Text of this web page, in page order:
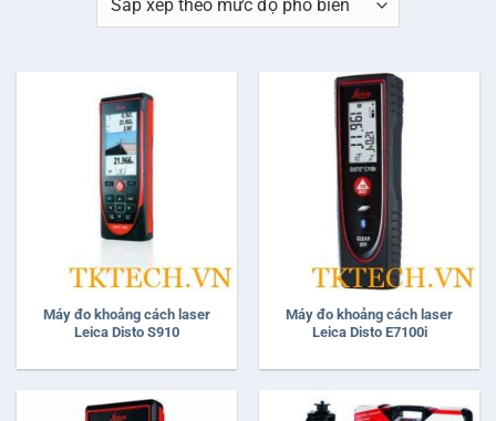
Máy đo khoảng cách laser
Leica Disto S910
Máy đo khoảng cách laser
Leica Disto E7100i